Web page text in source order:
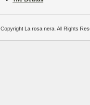
Copyright La rosa nera. All Rights